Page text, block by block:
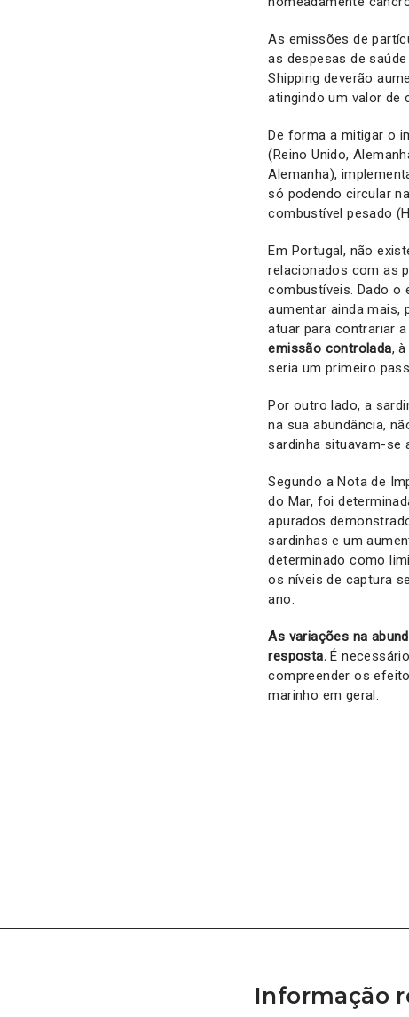
As emissões de
as despesas de
Shipping deverão
atingindo um valor de
De forma a mitigar o
(Reino Unido,
Alemanha),
só podendo circular
combustível pesado
Em Portugal, não
relacionados com as
combustíveis. Dado o
aumentar ainda mais,
atuar para contrariar
emissão controlada,
seria um primeiro
Por outro lado, a
na sua abundância,
sardinha situavam-se
Segundo a Nota de
do Mar, foi
apurados
sardinhas e um
determinado como
os níveis de captura
ano.
As variações na
resposta. É
compreender os
marinho em geral.
Informação